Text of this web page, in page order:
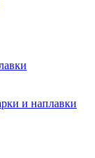
и наплавки